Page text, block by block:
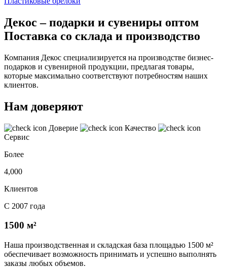
Декос – подарки и сувениры оптом
Поставка со склада и производство
Компания Декос специализируется на производстве бизнес-
подарков и сувенирной продукции, предлагая товары,
которые максимально соответствуют потребностям наших
клиентов.
Нам доверяют
Доверие
Качество
Сервис
Более
4,000
Клиентов
С 2007 года
1500 м²
Наша производственная и складская база площадью 1500 м²
обеспечивает возможность принимать и успешно выполнять
заказы любых объемов.